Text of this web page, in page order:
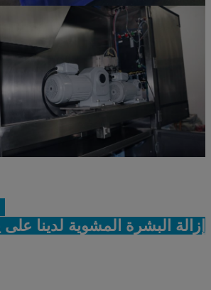
إزالة البشرة المشوية لدينا